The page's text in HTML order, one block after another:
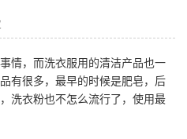
情，而洗衣服用的清洁产品也一
有很多，最早的时候是肥皂，后
洗衣粉也不怎么流行了，使用最